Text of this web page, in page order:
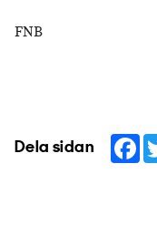
FNB
Dela sidan